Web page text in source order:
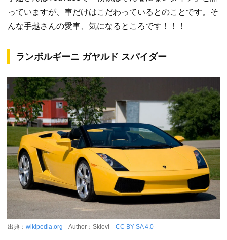
っていますが、車だけはこだわっているとのことです。そ
んな手越さんの愛車、気になるところです！！！
ランボルギーニ ガヤルド スパイダー
出典： wikipedia.org Author：Skievl CC BY-SA 4.0